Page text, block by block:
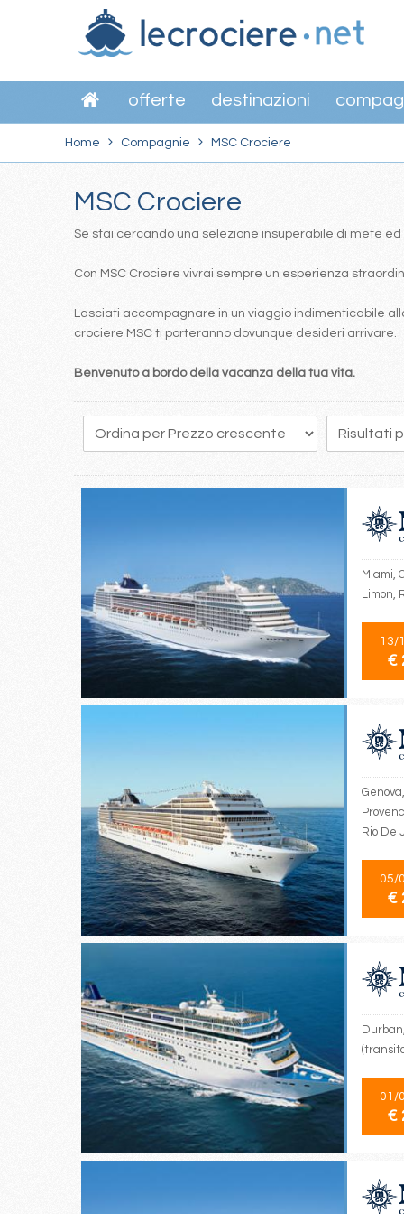
offerte destinazioni
Home Compagnie MSC Crociere
MSC Crociere
Se stai cercando una selezione insuperabile di mete
Con MSC Crociere vivrai sempre un esperienza
Lasciati accompagnare in un viaggio indimenticabile
crociere MSC ti porteranno dovunque desideri arrivare.
Benvenuto a bordo della vacanza della tua vita.
351 352 353 354 355 356 357
Miami,
Limon,
13/
€
Rio De
05/
€
01/
€